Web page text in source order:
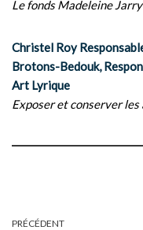
Le fonds Madeleine
Christel Roy
Brotons-Bedouk,
Art Lyrique
Exposer et conserver
PRÉCÉDENT